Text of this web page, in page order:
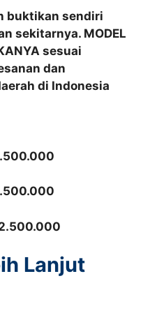
buktikan sendiri
sekitarnya. MODEL
sesuai
dan
di Indonesia
Lanjut